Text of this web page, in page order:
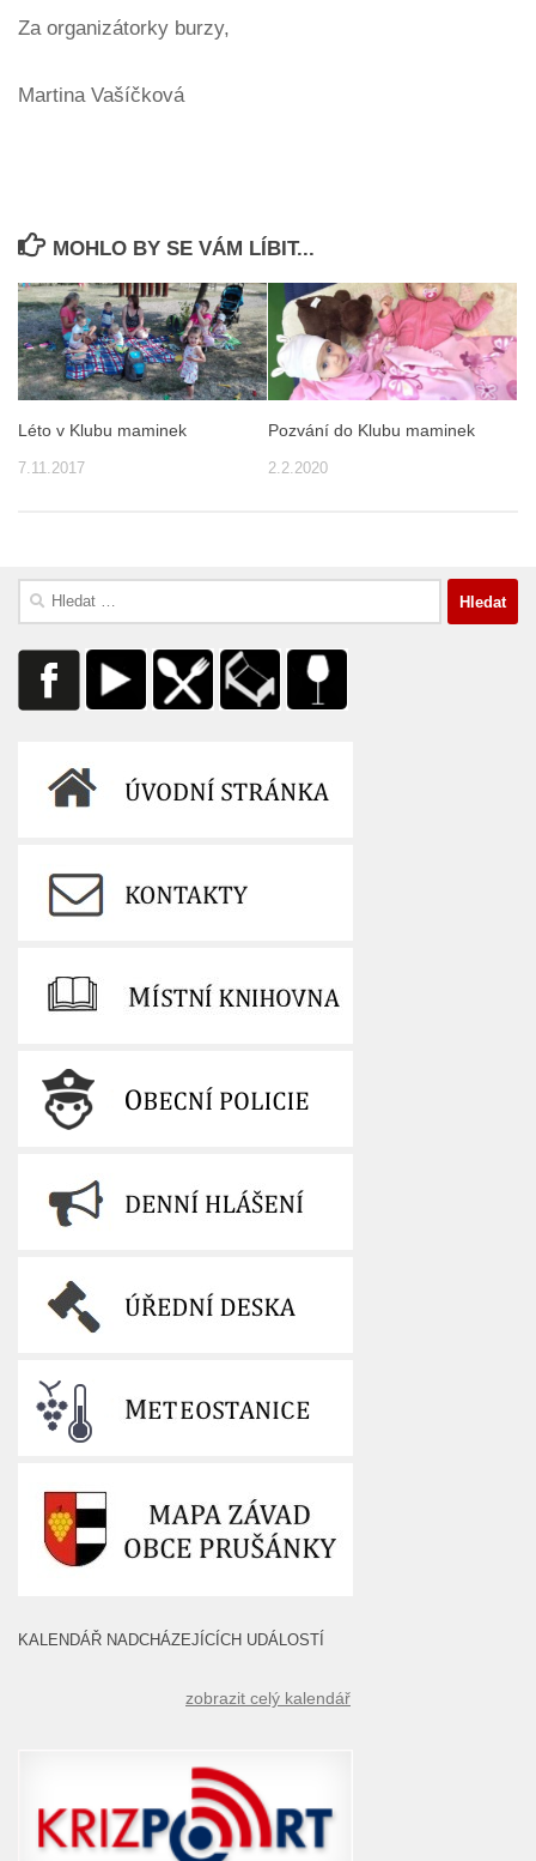
Za organizátorky burzy,
Martina Vašíčková
MOHLO BY SE VÁM LÍBIT...
Léto v Klubu maminek
7.11.2017
Pozvání do Klubu maminek
2.2.2020
Vyhledávání
KALENDÁŘ NADCHÁZEJÍCÍCH UDÁLOSTÍ
zobrazit celý kalendář